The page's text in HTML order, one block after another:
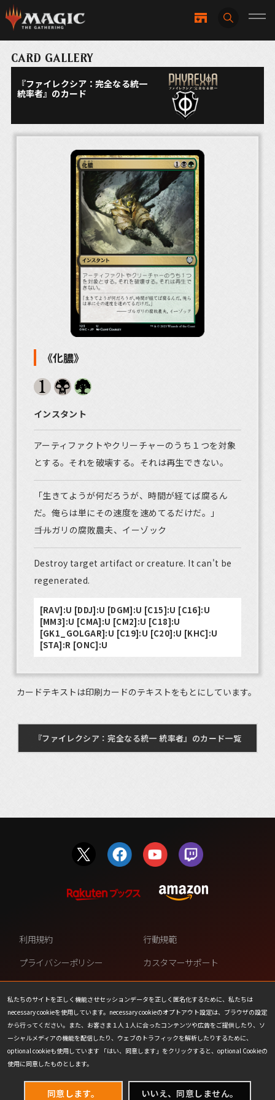
CARD GALLERY
『ファイレクシア：完全なる統一
統率者』のカード
《化膿》
インスタント
アーティファクトやクリーチャーのうち１つを対象
とする。それを破壊する。それは再生できない。
「生きてようが何だろうが、時間が経てば腐るん
だ。俺らは単にその速度を速めてるだけだ。」
――ゴルガリの腐敗農夫、イーゾック
Destroy target artifact or creature. It can't be
regenerated.
[RAV]:U [DDJ]:U [DGM]:U [C15]:U [C16]:U
[MM3]:U [CMA]:U [CM2]:U [C18]:U
[GK1_GOLGAR]:U [C19]:U [C20]:U [KHC]:U
[STA]:R [ONC]:U
カードテキストは印刷カードのテキストをもとにしています。
『ファイレクシア：完全なる統一 統率者』のカード一覧
私たちのサイトを正しく機能させセッションデータを正しく匿名化するために、私たちは
necessary cookieを使用しています。necessary cookieのオプトアウト設定は、ブラウザの設定
から行ってください。また、お客さま１人１人に合ったコンテンツや広告をご提供したり、ソ
ーシャルメディアの機能を配信したり、ウェブのトラフィックを解析したりするために、
optional cookieも使用しています 「はい、同意します」をクリックすると、optional Cookieの
使用に同意したものとします。
同意します。 いいえ、同意しません。
利用規約
行動規範
プライバシーポリシー
カスタマーサポート
ファンコンテンツ・ポリシー
個人情報の販売や共有を許可し
ない
COOKIE
プレスリリース
会社情報
お問い合わせ